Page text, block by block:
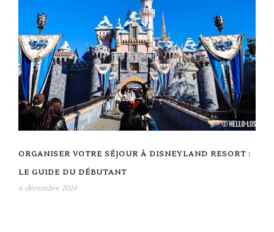
ORGANISER VOTRE SÉJOUR À DISNEYLAND RESORT :
LE GUIDE DU DÉBUTANT
6 décembre 2024